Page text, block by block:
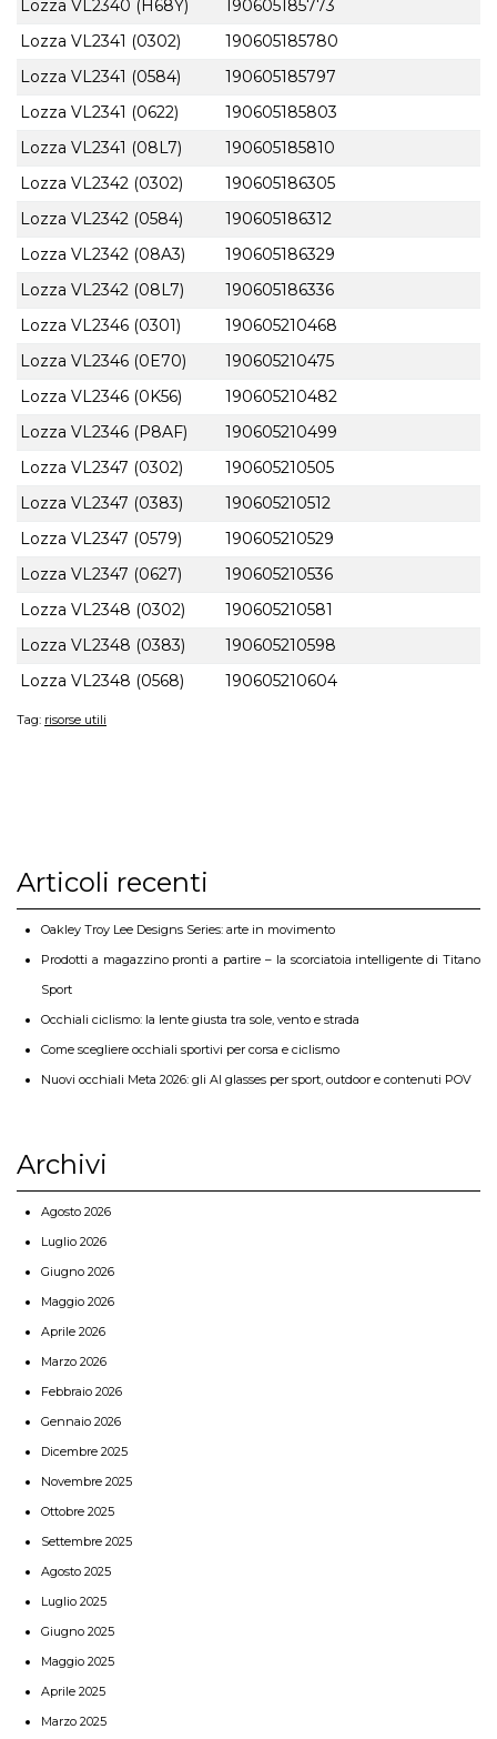
Lozza VL2340 (H68Y)
190605185773
Lozza VL2341 (0302)
190605185780
Lozza VL2341 (0584)
190605185797
Lozza VL2341 (0622)
190605185803
Lozza VL2341 (08L7)
190605185810
Lozza VL2342 (0302)
190605186305
Lozza VL2342 (0584)
190605186312
Lozza VL2342 (08A3)
190605186329
Lozza VL2342 (08L7)
190605186336
Lozza VL2346 (0301)
190605210468
Lozza VL2346 (0E70)
190605210475
Lozza VL2346 (0K56)
190605210482
Lozza VL2346 (P8AF)
190605210499
Lozza VL2347 (0302)
190605210505
Lozza VL2347 (0383)
190605210512
Lozza VL2347 (0579)
190605210529
Lozza VL2347 (0627)
190605210536
Lozza VL2348 (0302)
190605210581
Lozza VL2348 (0383)
190605210598
Lozza VL2348 (0568)
190605210604
Tag: risorse utili
Articoli recenti
Oakley Troy Lee Designs Series: arte in movimento
Prodotti a magazzino pronti a partire – la scorciatoia intelligente di Titano
Sport
Occhiali ciclismo: la lente giusta tra sole, vento e strada
Come scegliere occhiali sportivi per corsa e ciclismo
Nuovi occhiali Meta 2026: gli AI glasses per sport, outdoor e contenuti POV
Archivi
Agosto 2026
Luglio 2026
Giugno 2026
Maggio 2026
Aprile 2026
Marzo 2026
Febbraio 2026
Gennaio 2026
Dicembre 2025
Novembre 2025
Ottobre 2025
Settembre 2025
Agosto 2025
Luglio 2025
Giugno 2025
Maggio 2025
Aprile 2025
Marzo 2025